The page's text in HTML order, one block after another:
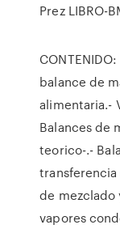
Prez LIBRO-
balance de
alimentaria.-
Balances de
teorico-.-
de mezclado
vapores